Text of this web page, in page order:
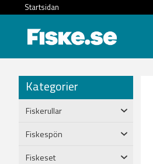
Startsidan
Kategorier
Fiskerullar
Fiskespön
Fiskeset